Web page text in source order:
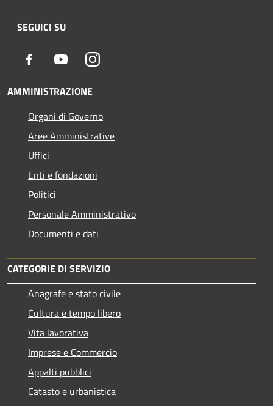
SEGUICI SU
Facebook YoutubeInstagram
AMMINISTRAZIONE
Organi di Governo
Aree Amministrative
Uffici
Enti e fondazioni
Politici
Personale Amministrativo
Documenti e dati
CATEGORIE DI SERVIZIO
Anagrafe e stato civile
Cultura e tempo libero
Vita lavorativa
Imprese e Commercio
Appalti pubblici
Catasto e urbanistica